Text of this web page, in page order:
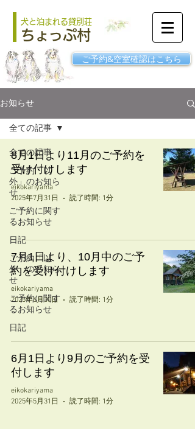
犬と泊まれる貸別荘
ちょっぷ村
ご予約&空室確認はこちら
お知らせ
全ての記事
ご予約「以
外」のお知ら
せ
ご予約に関す
るお知らせ
日記
ご予約「以
外」のお知ら
せ
ご予約に関す
るお知らせ
日記
全ての記事
8月1日より11月のご予約を
受け付けします
eikokariyama
2025年7月31日
読了時間: 1分
7月1日より、10月中のご予
約を受け付けします
eikokariyama
2025年6月30日
読了時間: 1分
6月1日より9月のご予約を受
付します
eikokariyama
2025年5月31日
読了時間: 1分